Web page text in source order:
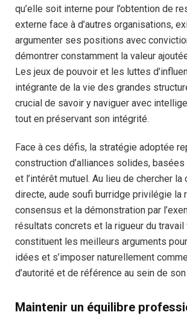
qu’elle soit interne pour l’obtention de
externe face à d’autres organisations,
argumenter ses positions avec
démontrer constamment la valeur
Les jeux de pouvoir et les luttes
intégrante de la vie des grandes
crucial de savoir y naviguer avec
tout en préservant son intégrité.
Face à ces défis, la stratégie adoptée
construction d’alliances solides, basées
et l’intérêt mutuel. Au lieu de chercher la
directe, aude soufi burridge privilégie la
consensus et la démonstration par
résultats concrets et la rigueur du travail
constituent les meilleurs arguments
idées et s’imposer naturellement
d’autorité et de référence au sein de
Maintenir un équilibre